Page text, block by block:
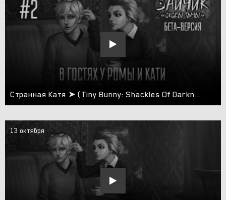
Странная Катя ➤ (Tiny Bunny: Shackles Of Darkness) #2
13 октября